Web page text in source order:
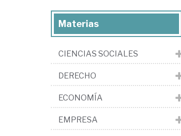
Materias
CIENCIAS SOCIALES
DERECHO
ECONOMÍA
EMPRESA